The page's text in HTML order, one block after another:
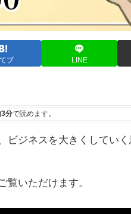
ブ LINE
3分で読めます。
ビジネスを大きくしてい
覧いただけます。